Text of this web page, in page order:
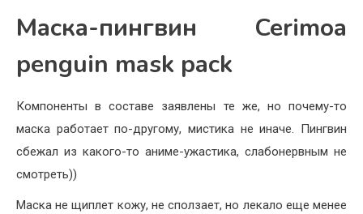
Маска-пингвин Cerimoa
penguin mask pack
Компоненты в составе заявлены те же, но почему-то
маска работает по-другому, мистика не иначе. Пингвин
сбежал из какого-то аниме-ужастика, слабонервным не
смотреть))
Маска не щиплет кожу, не сползает, но лекало еще менее